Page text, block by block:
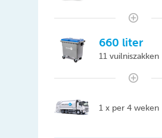
660 liter
11 vuilniszakken
1 x per 4 weken